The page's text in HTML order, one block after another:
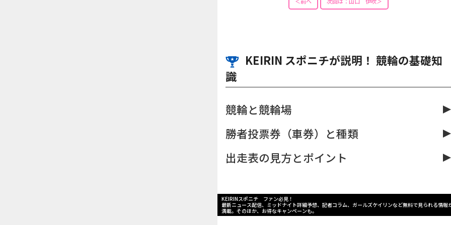
KEIRIN スポニチが説明！ 競輪の基礎知
識
競輪と競輪場
勝者投票券（車券）と種類
出走表の見方とポイント
KEIRINスポニチ ファン必見！
最新ニュース配信、ミッドナイト詳細予想、記者コラム、ガールズケイリンなど無料で見られる情報
満載。そのほか、お得なキャンペーンも。